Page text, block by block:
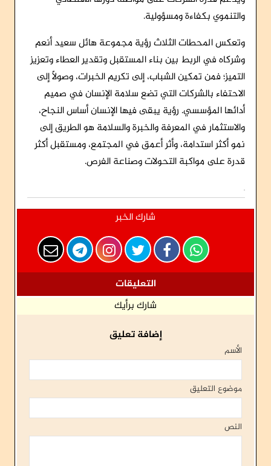
والتنموي بكفاءة ومسؤولية.
وتعكس المحطات الثلاث رؤية مجموعة هائل سعيد أنعم
وشركاه في الربط بين بناء المستقبل وتقدير العطاء وتعزيز
التميز؛ فمن تمكين الشباب، إلى تكريم الخبرات، وصولًا إلى
الاحتفاء بالشركات التي تضع سلامة الإنسان في صميم
أدائها المؤسسي. رؤية يبقى فيها الإنسان أساس النجاح،
والاستثمار في المعرفة والخبرة والسلامة هو الطريق إلى
نمو أكثر استدامة، وأثر أعمق في المجتمع، ومستقبل أكثر
قدرة على مواكبة التحولات وصناعة الفرص.
شارك الخبر
التعليقات
شارك برأيك
إضافة تعليق
الأسم
موضوع التعليق
النص